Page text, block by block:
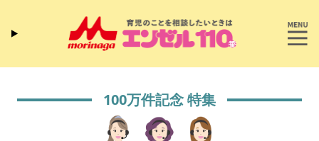
100万件記念 特集